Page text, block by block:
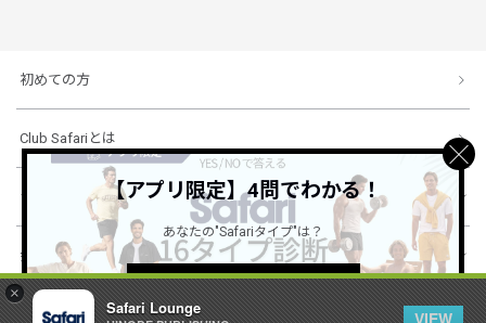
×
Safari Lounge
VIEW
初めての方
Club Safariとは
ショッピングガイド
会社概要・規約
【アプリ限定】4問でわかる！
あなたの"Safariタイプ"は？
詳しくはこちら ＞